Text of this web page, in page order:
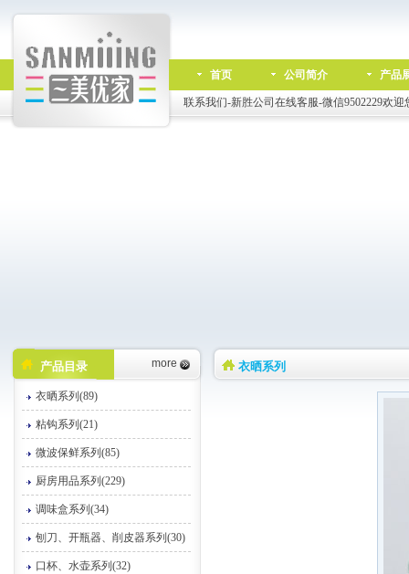
首页 公司简介 产品
联系我们-新胜公司在线客服-微信9502229欢迎
产品目录 more
衣晒系列(89)
粘钩系列(21)
微波保鲜系列(85)
厨房用品系列(229)
调味盒系列(34)
刨刀、开瓶器、削皮器系列(30)
口杯、水壶系列(32)
衣晒系列